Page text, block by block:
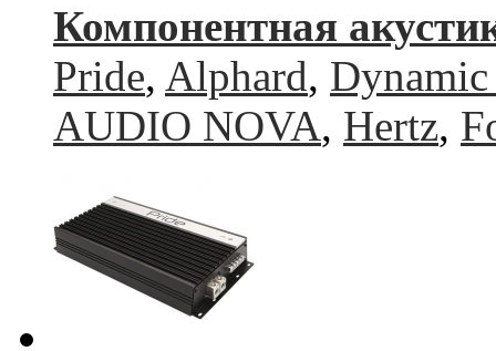
Компонентная
Pride, Alphard, Dynamic
AUDIO NOVA, Hertz,